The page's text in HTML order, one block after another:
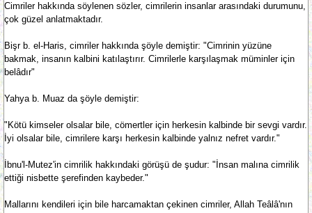
Cimriler hakkında söylenen sözler, cimrilerin insanlar arasındaki durumunu,
çok güzel anlatmaktadır.
Bişr b. el-Haris, cimriler hakkında şöyle demiştir: "Cimrinin yüzüne
bakmak, insanın kalbini katılaştırır. Cimrilerle karşılaşmak müminler için
belâdır"
Yahya b. Muaz da şöyle demiştir:
"Kötü kimseler olsalar bile, cömertler için herkesin kalbinde bir sevgi vardır.
İyi olsalar bile, cimrilere karşı herkesin kalbinde yalnız nefret vardır."
İbnu'l-Mutez'in cimrilik hakkındaki görüşü de şudur: "İnsan malına cimrilik
ettiği nisbette şerefinden kaybeder."
Mallarını kendileri için bile harcamaktan çekinen cimriler, Allah Teâlâ'nın